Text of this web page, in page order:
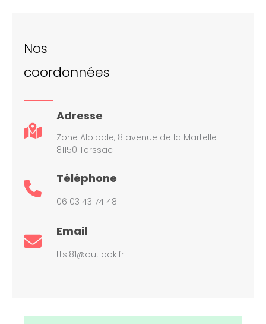
Nos
coordonnées
Adresse
Zone Albipole, 8 avenue de la Martelle
81150 Terssac
Téléphone
06 03 43 74 48
Email
tts.81@outlook.fr